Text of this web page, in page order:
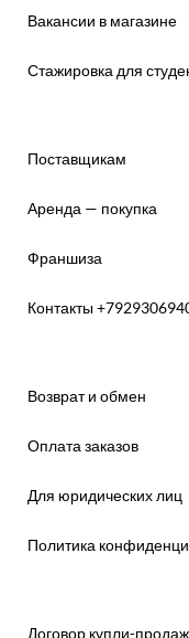
Вакансии в магазине
Стажировка для
Поставщикам
Аренда — покупка
Франшиза
Контакты
Возврат и обмен
Оплата заказов
Для юридических лиц
Политика
Договор купли-